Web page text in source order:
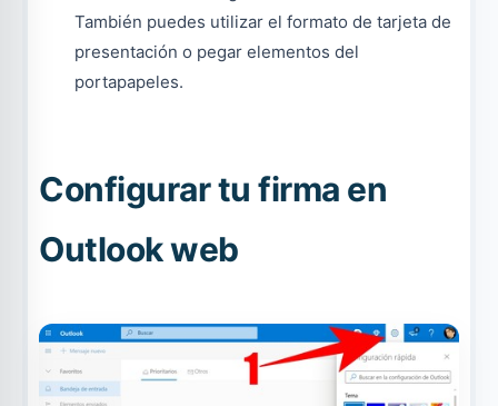
También puedes utilizar el formato de tarjeta de
presentación o pegar elementos del
portapapeles.
Configurar tu firma en
Outlook web